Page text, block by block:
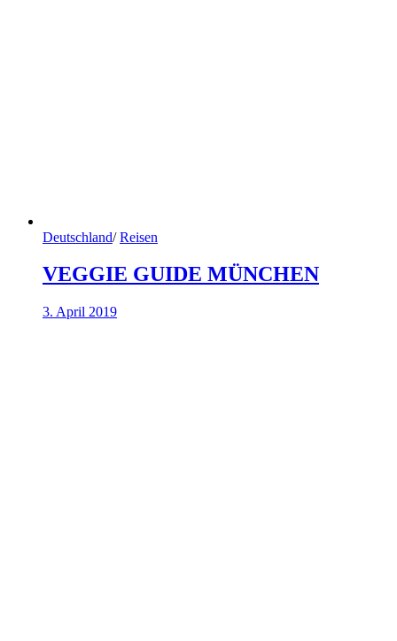
Deutschland/ Reisen
VEGGIE GUIDE MÜNCHEN
3. April 2019